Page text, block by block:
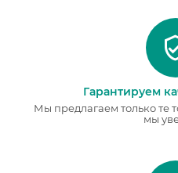
Гарантируем
Мы предлагаем только те
мы